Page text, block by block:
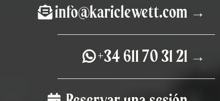
info@kariclewett.com →
+34 611 70 31 21 →